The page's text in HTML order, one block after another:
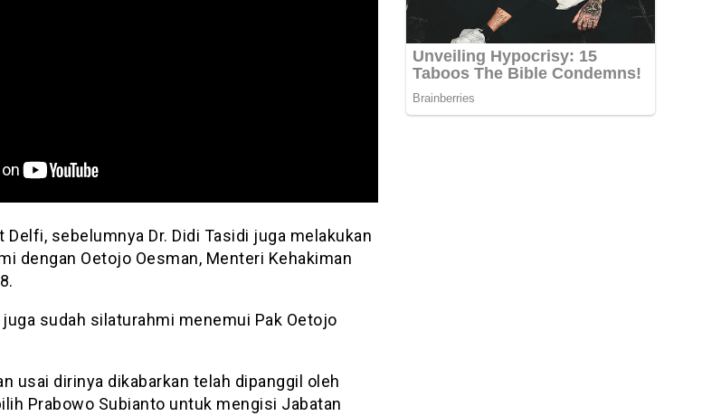
sebelumnya Dr. Didi Tasidi juga melakukan
dengan Oetojo Oesman, Menteri Kehakiman
sudah silaturahmi menemui Pak Oetojo
usai dirinya dikabarkan telah dipanggil oleh
Prabowo Subianto untuk mengisi Jabatan